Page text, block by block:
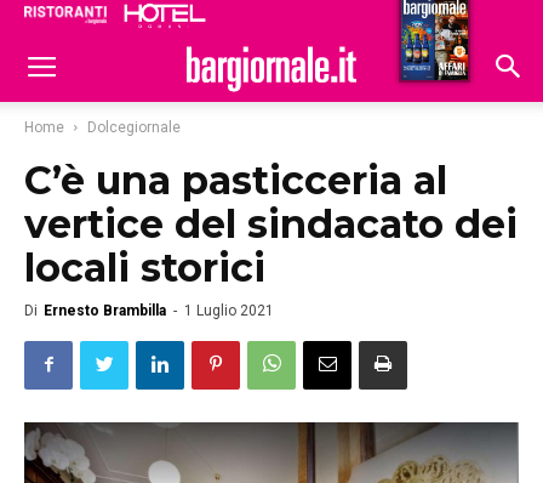
Hoteldomani
Home Dolcegiornale
C’è una pasticceria al
vertice del sindacato dei
locali storici
Di Ernesto Brambilla - 1 Luglio 2021